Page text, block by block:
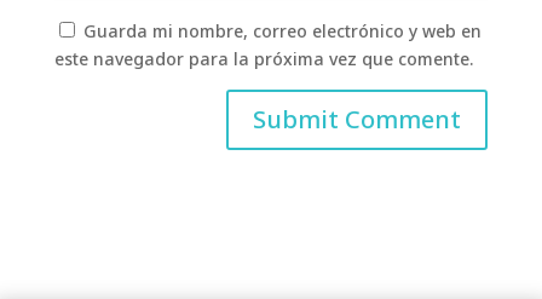
Guarda mi nombre, correo electrónico y web en
este navegador para la próxima vez que comente.